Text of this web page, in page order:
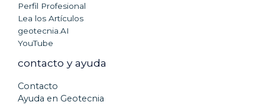
Perfil Profesional
Lea los Artículos
geotecnia.AI
YouTube
contacto y ayuda
Contacto
Ayuda en Geotecnia